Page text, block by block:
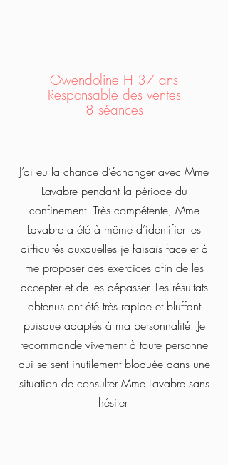
Gwendoline H 37 ans
Responsable des ventes
8 séances
J’ai eu la chance d’échanger avec Mme
Lavabre pendant la période du
confinement. Très compétente, Mme
Lavabre a été à même d’identifier les
difficultés auxquelles je faisais face et à
me proposer des exercices afin de les
accepter et de les dépasser. Les résultats
obtenus ont été très rapide et bluffant
puisque adaptés à ma personnalité. Je
recommande vivement à toute personne
qui se sent inutilement bloquée dans une
situation de consulter Mme Lavabre sans
hésiter.